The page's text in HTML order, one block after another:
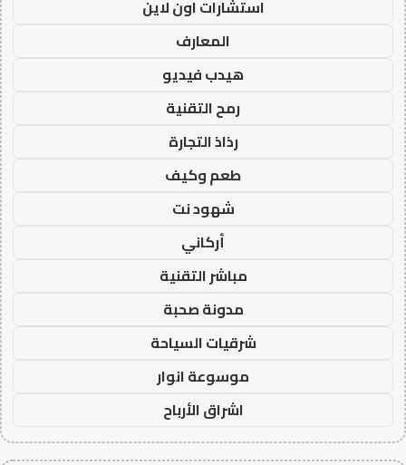
استشارات اون لاين
المعارف
هيدب فيديو
رمح التقنية
رذاذ التجارة
طعم وكيف
شهود نت
أركاني
مباشر التقنية
مدونة صحبة
شرقيات السياحة
موسوعة انوار
اشراق الأرباح